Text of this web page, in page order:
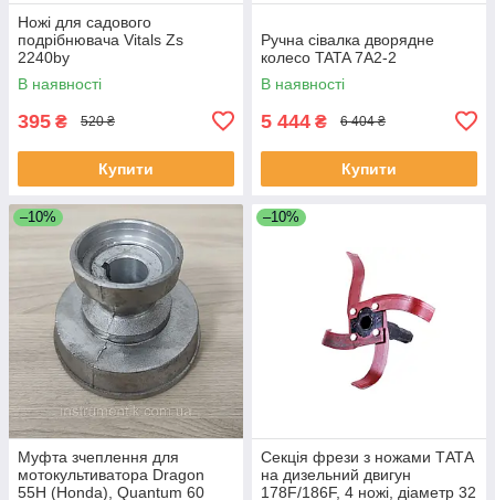
Ножі для садового
подрібнювача Vitals Zs
2240by
В наявності
395 ₴ 520 ₴
Купити
Ручна сівалка дворядне
колесо TATA 7A2-2
В наявності
5 444 ₴ 6 404 ₴
Купити
–10%
Муфта зчеплення для
мотокультиватора Dragon
55H (Honda), Quantum 60
–10%
Секція фрези з ножами ТАТА
на дизельний двигун
178F/186F, 4 ножі, діаметр 32